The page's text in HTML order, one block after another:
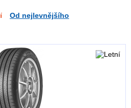
Od nejlevnějšího